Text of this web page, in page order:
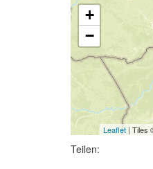
+
−
Leaflet| Tiles
Teilen: